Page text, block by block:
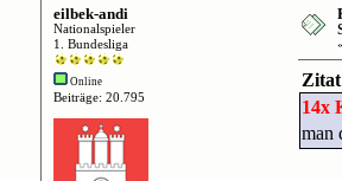
eilbek-andi
Nationalspieler
1. Bundesliga
Online
Beiträge: 20.795
Zitat
14x
man